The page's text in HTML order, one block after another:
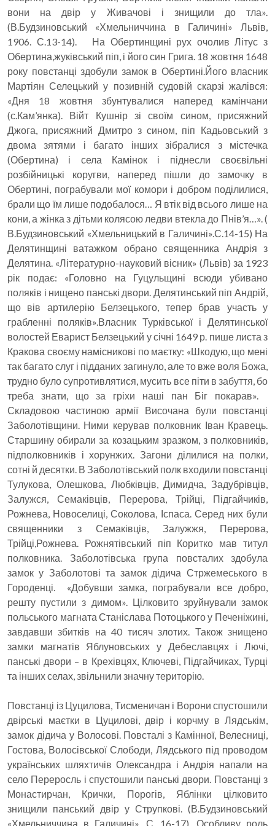
вони на двір у Живачові і знищили до тла».
(В.Будзиновський «Хмельниччина в Галичині» Львів,
1906. С.13-14). На Обертинщині рух очолив Літус з
Обертина,жуківський піп, і його син Грига. 18 жовтня 1648
року повстанці здобули замок в Обертині.Його власник
Мартіян Селецький у позивній судовій скарзі жалівся:
«Дня 18 жовтня збунтувалися наперед камінчани
(с.Кам’янка). Війт Кушнір зі своїм сином, присяжний
Джога, присяжний Дмитро з сином, піп Кадьовський з
двома зятями і багато інших зібралися з містечка
(Обертина) і села Камінок і піднесли своєвільні
розбійницькі коругви, наперед пішли до замочку в
Обертині, пограбували мої комори і добром поділилися,
брали що їм лише подобалося… Я втік від всього лише на
кони, а жінка з дітьми колясою ледви втекла до Пнів’я…». (
В.Будзиновський «Хмельницький в Галичині».С.14-15) На
Делятинщині ватажком обрано священника Андрія з
Делятина. «Літературно-науковий вісник» (Львів) за 1923
рік подає: «Головно на Гуцульщині всюди убивано
поляків і нищено панські двори. Делятинський піп Андрій,
що вів артилерію Белзецького, тепер брав участь у
грабленні поляків».Власник Турківської і Делятинської
волостей Еварист Белзецький у січні 1649 р. пише листа з
Кракова своєму намісникові по маєтку: «Шкодую, що мені
так багато слуг і підданих загинуло, але то вже воля Божа,
трудно було супротивлятися, мусить все піти в забуття, бо
треба знати, що за гріхи наші пан Біг покарав».
Складовою частиною армії Височана були повстанці
Заболотівщини. Ними керував полковник Іван Кравець.
Старшину обирали за козацьким зразком, з полковників,
підполковників і хорунжих. Загони ділилися на полки,
сотні й десятки. В Заболотівський полк входили повстанці
Тулукова, Олешкова, Любківців, Димидча, Задубрівців,
Залужся, Семаківців, Перерова, Трійці, Підгайчиків,
Рожнева, Новоселиці, Соколова, Іспаса. Серед них були
священники з Семаківців, Залужжя, Перерова,
Трійці,Рожнева. Рожнятівський піп Коритко мав титул
полковника. Заболотівська група повсталих здобула
замок у Заболотові та замок дідича Стржемеського в
Городенці. «Добувши замка, пограбували все добро,
решту пустили з димом». Цілковито зруйнували замок
польського магната Станіслава Потоцького у Печеніжині,
завдавши збитків на 40 тисяч злотих. Також знищено
замки магнатів Яблуновських у Дебеславцях і Лючі,
панські двори – в Крехівцях, Ключеві, Підгайчиках, Турці
та інших селах, звільнили значну територію.
Повстанці із Цуцилова, Тисменичан і Ворони спустошили
двірські маєтки в Цуцилові, двір і корчму в Лядськім,
замок дідича у Волосові. Повсталі з Камінної, Велесниці,
Гостова, Волосівської Слободи, Лядського під проводом
українських шляхтичів Олександра і Андрія напали на
село Переросль і спустошили панські двори. Повстанці з
Монастирчан, Крички, Порогів, Яблінки цілковито
знищили панський двір у Струпкові. (В.Будзиновський
«Хмельниччина в Галичині». С. 16-17). Особливу роль